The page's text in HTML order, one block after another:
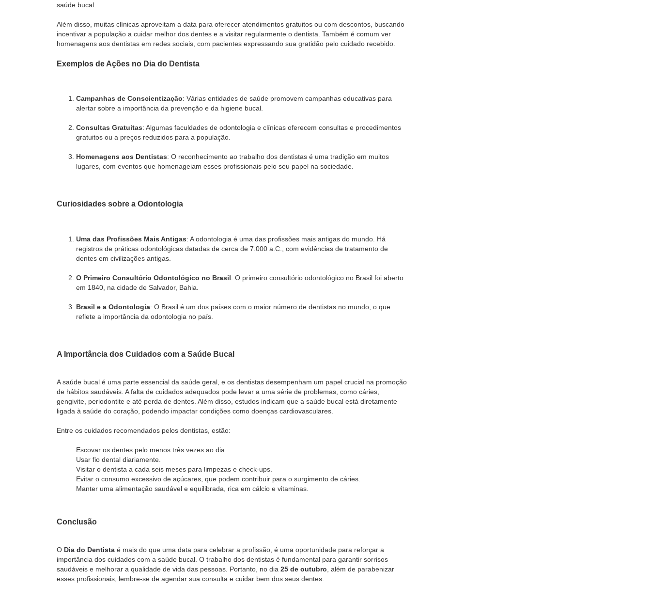
saúde bucal.
Além disso, muitas clínicas aproveitam a data para oferecer atendimentos gratuitos ou com descontos, buscando
incentivar a população a cuidar melhor dos dentes e a visitar regularmente o dentista. Também é comum ver
homenagens aos dentistas em redes sociais, com pacientes expressando sua gratidão pelo cuidado recebido.
Exemplos de Ações no Dia do Dentista
Campanhas de Conscientização: Várias entidades de saúde promovem campanhas educativas para
alertar sobre a importância da prevenção e da higiene bucal.
Consultas Gratuitas: Algumas faculdades de odontologia e clínicas oferecem consultas e procedimentos
gratuitos ou a preços reduzidos para a população.
Homenagens aos Dentistas: O reconhecimento ao trabalho dos dentistas é uma tradição em muitos
lugares, com eventos que homenageiam esses profissionais pelo seu papel na sociedade.
Curiosidades sobre a Odontologia
Uma das Profissões Mais Antigas: A odontologia é uma das profissões mais antigas do mundo. Há
registros de práticas odontológicas datadas de cerca de 7.000 a.C., com evidências de tratamento de
dentes em civilizações antigas.
O Primeiro Consultório Odontológico no Brasil: O primeiro consultório odontológico no Brasil foi aberto
em 1840, na cidade de Salvador, Bahia.
Brasil e a Odontologia: O Brasil é um dos países com o maior número de dentistas no mundo, o que
reflete a importância da odontologia no país.
A Importância dos Cuidados com a Saúde Bucal
A saúde bucal é uma parte essencial da saúde geral, e os dentistas desempenham um papel crucial na promoção
de hábitos saudáveis. A falta de cuidados adequados pode levar a uma série de problemas, como cáries,
gengivite, periodontite e até perda de dentes. Além disso, estudos indicam que a saúde bucal está diretamente
ligada à saúde do coração, podendo impactar condições como doenças cardiovasculares.
Entre os cuidados recomendados pelos dentistas, estão:
Escovar os dentes pelo menos três vezes ao dia.
Usar fio dental diariamente.
Visitar o dentista a cada seis meses para limpezas e check-ups.
Evitar o consumo excessivo de açúcares, que podem contribuir para o surgimento de cáries.
Manter uma alimentação saudável e equilibrada, rica em cálcio e vitaminas.
Conclusão
O Dia do Dentista é mais do que uma data para celebrar a profissão, é uma oportunidade para reforçar a
importância dos cuidados com a saúde bucal. O trabalho dos dentistas é fundamental para garantir sorrisos
saudáveis e melhorar a qualidade de vida das pessoas. Portanto, no dia 25 de outubro , além de parabenizar
esses profissionais, lembre-se de agendar sua consulta e cuidar bem dos seus dentes.